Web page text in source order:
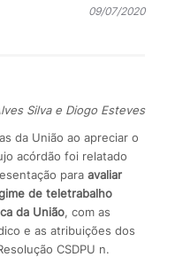
09/07/2020
Silva e Diogo Esteves
da União ao apreciar o
acórdão foi relatado
para avaliar
de teletrabalho
da União, com as
e as atribuições dos
CSDPU n.